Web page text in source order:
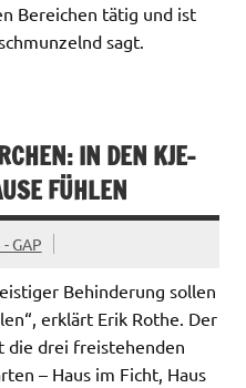
Bereichen tätig und ist
sagt.
IN DEN KJE-
FÜHLEN
GAP
Behinderung sollen
erklärt Erik Rothe. Der
die drei freistehenden
– Haus im Ficht, Haus